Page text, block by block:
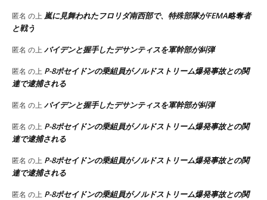
匿名 の上 嵐に見舞われたフロリダ南西部で、特殊部隊がFEMA略奪者
と戦う
匿名 の上 バイデンと握手したデサンティスを軍幹部が糾弾
匿名 の上 P-8ポセイドンの乗組員がノルドストリーム爆発事故との関
連で逮捕される
匿名 の上 バイデンと握手したデサンティスを軍幹部が糾弾
匿名 の上 P-8ポセイドンの乗組員がノルドストリーム爆発事故との関
連で逮捕される
匿名 の上 P-8ポセイドンの乗組員がノルドストリーム爆発事故との関
連で逮捕される
匿名 の上 P-8ポセイドンの乗組員がノルドストリーム爆発事故との関